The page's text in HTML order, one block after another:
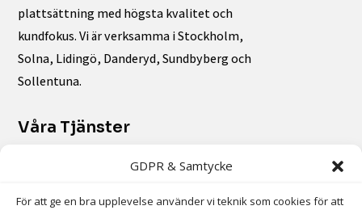
GDPR & Samtycke
För att ge en bra upplevelse använder vi teknik som cookies för att
plattsättning med högsta kvalitet och
kundfokus. Vi är verksamma i Stockholm,
Solna, Lidingö, Danderyd, Sundbyberg och
Sollentuna.
Våra Tjänster
Badrumsrenovering
Köksrenovering